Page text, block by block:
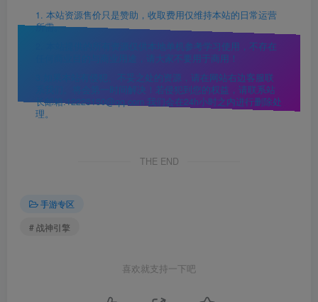
1. 本站资源售价只是赞助，收取费用仅维持本站的日常运营
所需。
2. 本站提供的所有资源仅供本地单机参考学习使用，不存在
任何商业目的与商业用途，请大家不要用于商用！
3.如果本站有侵犯、不妥之处的资源，请在网站右边客服联
系我们。将会第一时间解决！若侵犯到您的权益，请联系站
长邮箱:12225150@qq.com 我们会在24h小时之内进行删除处
理。
THE END
手游专区
# 战神引擎
喜欢就支持一下吧